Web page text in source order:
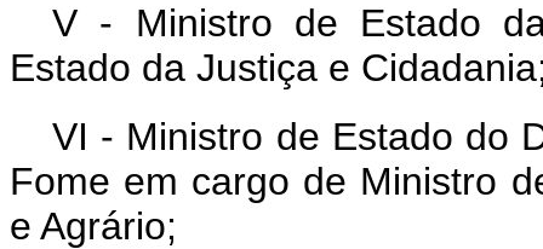
V - Ministro de Estado
Estado da Justiça e
VI - Ministro de Estado do
Fome em cargo de Ministro
e Agrário;